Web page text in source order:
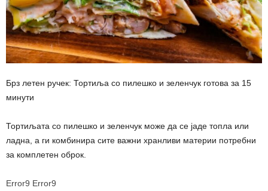
Брз летен ручек: Тортиља со пилешко и зеленчук готова за 15
минути
Тортиљата со пилешко и зеленчук може да се јаде топла или
ладна, а ги комбинира сите важни хранливи материи потребни
за комплетен оброк.
Error9 Error9